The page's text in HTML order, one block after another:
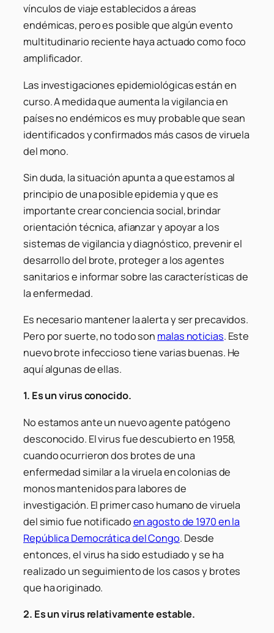
vínculos de viaje establecidos a áreas
endémicas, pero es posible que algún evento
multitudinario reciente haya actuado como foco
amplificador.
Las investigaciones epidemiológicas están en
curso. A medida que aumenta la vigilancia en
países no endémicos es muy probable que sean
identificados y confirmados más casos de viruela
del mono.
Sin duda, la situación apunta a que estamos al
principio de una posible epidemia y que es
importante crear conciencia social, brindar
orientación técnica, afianzar y apoyar a los
sistemas de vigilancia y diagnóstico, prevenir el
desarrollo del brote, proteger a los agentes
sanitarios e informar sobre las características de
la enfermedad.
Es necesario mantener la alerta y ser precavidos.
Pero por suerte, no todo son malas noticias. Este
nuevo brote infeccioso tiene varias buenas. He
aquí algunas de ellas.
1. Es un virus conocido.
No estamos ante un nuevo agente patógeno
desconocido. El virus fue descubierto en 1958,
cuando ocurrieron dos brotes de una
enfermedad similar a la viruela en colonias de
monos mantenidos para labores de
investigación. El primer caso humano de viruela
del simio fue notificadoen agosto de 1970 en la
República Democrática del Congo. Desde
entonces, el virus ha sido estudiado y se ha
realizado un seguimiento de los casos y brotes
que ha originado.
2. Es un virus relativamente estable.